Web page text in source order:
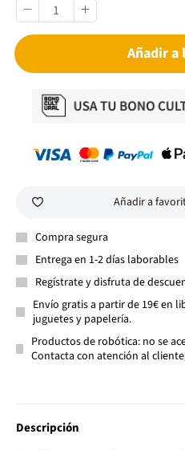
Añadir a
Añadir a
Compra segura
Entrega en 1-2 días laborables
Regístrate y disfruta de
Envío gratis a partir de 19€ en
juguetes y papelería.
Productos de robótica: no se
Contacta con atención al
Descripción